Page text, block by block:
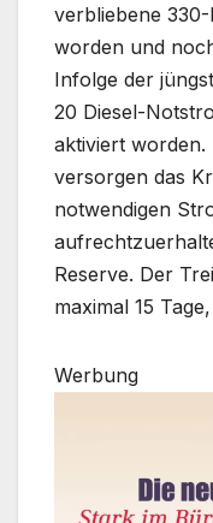
verbliebene
worden und
Infolge der
20 Diesel-
aktiviert
versorgen das
notwendigen
Reserve. Der
maximal 15
Werbung